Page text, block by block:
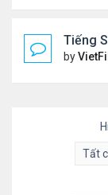
Tiếng
by